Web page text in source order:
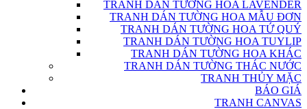
TRANH DÁN TƯỜNG HOA LAVENDER
TRANH DÁN TƯỜNG HOA MẪU ĐƠN
TRANH DÁN TƯỜNG HOA TỨ QUÝ
TRANH DÁN TƯỜNG HOA TUYLIP
TRANH DÁN TƯỜNG HOA KHÁC
TRANH DÁN TƯỜNG THÁC NƯỚC
TRANH THỦY MẶC
BÁO GIÁ
TRANH CANVAS